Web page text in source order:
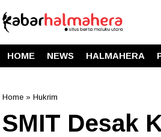
HOME NEWS HALMAHERA
Home » Hukrim
SMIT Desak